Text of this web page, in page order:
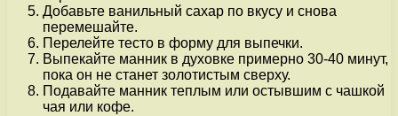
Добавьте ванильный сахар по вкусу и снова
перемешайте.
Перелейте тесто в форму для выпечки.
Выпекайте манник в духовке примерно 30-40 минут,
пока он не станет золотистым сверху.
Подавайте манник теплым или остывшим с чашкой
чая или кофе.